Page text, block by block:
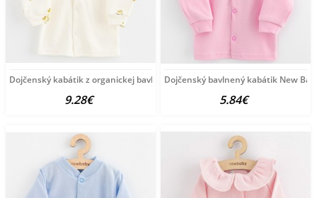
Dojčenský kabátik z organickej bavlny New Baby Olivy béžová
9.28€
Dojčenský bavlnený kabátik New
5.84€